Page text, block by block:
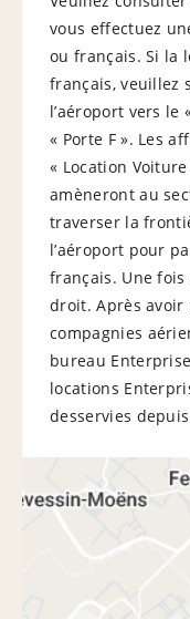
vous effectuez
ou français. Si la
français, veuillez
l’aéroport vers le
« Porte F ». Les
« Location
amèneront au
traverser la
l’aéroport pour
français. Une
droit. Après avoir
compagnies
bureau
locations
desservies